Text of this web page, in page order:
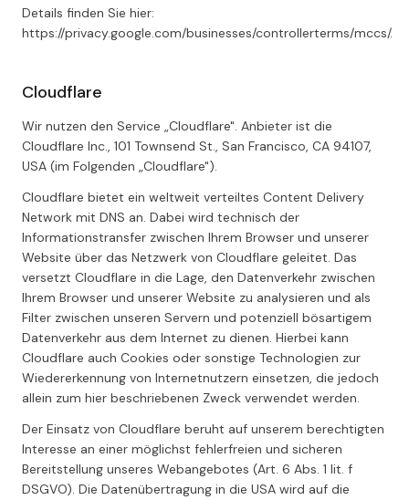
Details finden Sie hier:
https://privacy.google.com/businesses/controllerterms/mccs/.
Cloudflare
Wir nutzen den Service „Cloudflare". Anbieter ist die
Cloudflare Inc., 101 Townsend St., San Francisco, CA 94107,
USA (im Folgenden „Cloudflare").
Cloudflare bietet ein weltweit verteiltes Content Delivery
Network mit DNS an. Dabei wird technisch der
Informationstransfer zwischen Ihrem Browser und unserer
Website über das Netzwerk von Cloudflare geleitet. Das
versetzt Cloudflare in die Lage, den Datenverkehr zwischen
Ihrem Browser und unserer Website zu analysieren und als
Filter zwischen unseren Servern und potenziell bösartigem
Datenverkehr aus dem Internet zu dienen. Hierbei kann
Cloudflare auch Cookies oder sonstige Technologien zur
Wiedererkennung von Internetnutzern einsetzen, die jedoch
allein zum hier beschriebenen Zweck verwendet werden.
Der Einsatz von Cloudflare beruht auf unserem berechtigten
Interesse an einer möglichst fehlerfreien und sicheren
Bereitstellung unseres Webangebotes (Art. 6 Abs. 1 lit. f
DSGVO). Die Datenübertragung in die USA wird auf die